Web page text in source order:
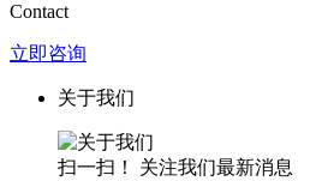
Contact
立即咨询
关于我们
扫一扫！ 关注我们最新消息